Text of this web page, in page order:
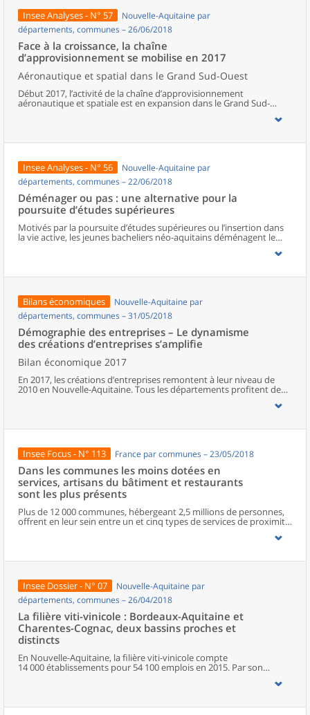
Insee Analyses - N° 57
Nouvelle-Aquitaine par
départements, communes – 26/06/2018
Face à la croissance, la chaîne
d’approvisionnement se mobilise en 2017
Aéronautique et spatial dans le Grand Sud-Ouest
Début 2017, l’activité de la chaîne d’approvisionnement
aéronautique et spatiale est en expansion dans le Grand Sud-
Ouest : tous les secteurs se mobilisent pour répondre à la forte
demande des grands constructeurs. Les usines et les sociétés de
capacité de production. Pour adapter leur offre, les chefs
recruter et de former sans recourir davantage à la sous-traitance
ou à l’emploi intérimaire.
Insee Analyses - N° 56
Nouvelle-Aquitaine par
départements, communes – 22/06/2018
Déménager ou pas : une alternative pour la
poursuite d’études supérieures
Motivés par la poursuite d’études supérieures ou l’insertion dans
la vie active, les jeunes bacheliers néo-aquitains déménagent le
plus souvent à 18 ans. Ils convergent principalement vers les trois
plus grands sites universitaires de la région : Bordeaux, Limoges et
et davantage parmi les plus éloignés des principaux lieux de
de l’environnement familial influe aussi sur les mobilités. Ainsi, les
bacheliers issus de catégories défavorisées au regard de ces
éléments, sont proportionnellement moins nombreux à
déménager, compte tenu des coûts pour se loger, avec le risque
d’assumer des trajets quotidiens plus longs. Ils sont également
conduits à choisir les formations les plus proches du domicile de
leurs parents, souvent des sections de technicien supérieur en
production.
Bilans économiques
Nouvelle-Aquitaine par
départements, communes – 31/05/2018
Démographie des entreprises – Le dynamisme
des créations d’entreprises s’amplifie
Bilan économique 2017
En 2017, les créations d’entreprises remontent à leur niveau de
2010 en Nouvelle-Aquitaine. Tous les départements profitent de
cette embellie. Les entreprises « classiques » bénéficient de cette
progression énergique, mais également les micro-entreprises qui
performances concernent tous les secteurs d’activité. Le nombre
Insee Focus - N° 113
France par communes – 23/05/2018
Dans les communes les moins dotées en
services, artisans du bâtiment et restaurants
sont les plus présents
Plus de 12 000 communes, hébergeant 2,5 millions de personnes,
offrent en leur sein entre un et cinq types de services de proximité.
Dans ces communes, les artisans et les restaurants sont les plus
boulangeries ou les supérettes, n’apparaissent de façon
services de proximité. Quant aux services médicaux, ils sont situés
dans des communes bénéficiant d’un nombre d’équipements
encore plus large. Aux communes qui possèdent au moins un
service de proximité, s’ajoutent 1 888 communes qui n’en
possèdent aucun. Elles abritent 162 000 habitants.
Insee Dossier - N° 07
Nouvelle-Aquitaine par
départements, communes – 26/04/2018
La filière viti-vinicole : Bordeaux-Aquitaine et
Charentes-Cognac, deux bassins proches et
distincts
En Nouvelle-Aquitaine, la filière viti-vinicole compte
14 000 établissements pour 54 100 emplois en 2015. Par son
orientation agricole, elle emploie 10 300 non-salariés, soit
davantage qu’en moyenne dans l’économie régionale. De la culture
transformation du vin, la filière occupe une place essentielle dans